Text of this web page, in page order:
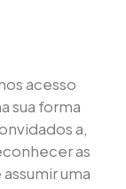
acesso
sua forma
a,
as
uma